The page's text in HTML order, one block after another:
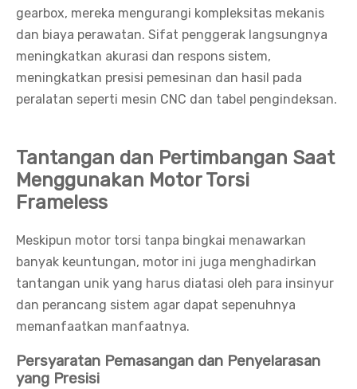
gearbox, mereka mengurangi kompleksitas mekanis
dan biaya perawatan. Sifat penggerak langsungnya
meningkatkan akurasi dan respons sistem,
meningkatkan presisi pemesinan dan hasil pada
peralatan seperti mesin CNC dan tabel pengindeksan.
Tantangan dan Pertimbangan Saat
Menggunakan Motor Torsi
Frameless
Meskipun motor torsi tanpa bingkai menawarkan
banyak keuntungan, motor ini juga menghadirkan
tantangan unik yang harus diatasi oleh para insinyur
dan perancang sistem agar dapat sepenuhnya
memanfaatkan manfaatnya.
Persyaratan Pemasangan dan Penyelarasan
yang Presisi